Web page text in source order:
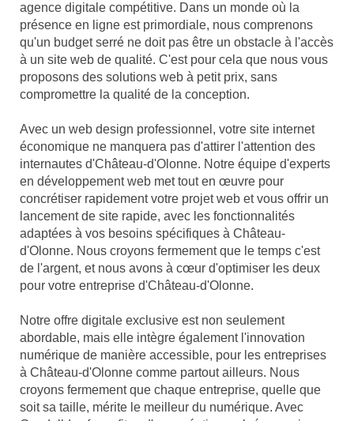
agence digitale compétitive. Dans un monde où la
présence en ligne est primordiale, nous comprenons
qu'un budget serré ne doit pas être un obstacle à l'accès
à un site web de qualité. C'est pour cela que nous vous
proposons des solutions web à petit prix, sans
compromettre la qualité de la conception.
Avec un web design professionnel, votre site internet
économique ne manquera pas d'attirer l'attention des
internautes d'Château-d'Olonne. Notre équipe d'experts
en développement web met tout en œuvre pour
concrétiser rapidement votre projet web et vous offrir un
lancement de site rapide, avec les fonctionnalités
adaptées à vos besoins spécifiques à Château-
d'Olonne. Nous croyons fermement que le temps c'est
de l'argent, et nous avons à cœur d'optimiser les deux
pour votre entreprise d'Château-d'Olonne.
Notre offre digitale exclusive est non seulement
abordable, mais elle intègre également l'innovation
numérique de manière accessible, pour les entreprises
à Château-d'Olonne comme partout ailleurs. Nous
croyons fermement que chaque entreprise, quelle que
soit sa taille, mérite le meilleur du numérique. Avec